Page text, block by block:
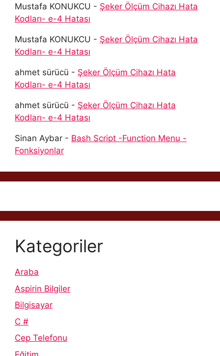
Mustafa KONUKCU - Şeker Ölçüm Cihazı Hata
Kodları- e-4 Hatası
Mustafa KONUKCU - Şeker Ölçüm Cihazı Hata
Kodları- e-4 Hatası
ahmet sürücü - Şeker Ölçüm Cihazı Hata
Kodları- e-4 Hatası
ahmet sürücü - Şeker Ölçüm Cihazı Hata
Kodları- e-4 Hatası
Sinan Aybar - Bash Script -Function Menu -
Fonksiyonlar
Kategoriler
Araba
Aspirin Bilgiler
Bilgisayar
C #
Cep Telefonu